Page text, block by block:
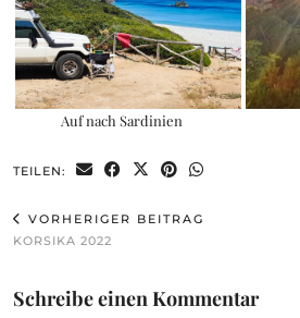
Auf nach Sardinien
TEILEN:
VORHERIGER BEITRAG
KORSIKA 2022
Schreibe einen Kommentar